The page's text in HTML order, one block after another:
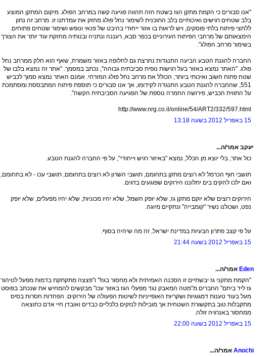
"אנו סבורים כי הקמת מתקן הגז בשטח הזה תהווה פגיעה קשה במרחב הפולג. מיקום המתקן המוצע
בלב שטחים רגישים ואיכותיים בלב התוכנית לשימור נחל פולג מחזק את עמדתנו זו. מרחב זה נתון
ללחצי פיתוח בלתי פוסקים, ויש לראות בו אזור ייחודי בהיבט של פנאי ונופש ושימור שטחים פתוחים.
הימצאותם של מרחבי הפיתוח העירוניים בכפר סבא, רעננה ונתניה ובנותיה מחזקת עוד יותר את הצורך
בשימור מרחב הפולג".
החברה להגנת הטבע הביעה התנגדות נחרצת גם לחלופה באזור משמרת, שאף הוא חלק ממרחב נחל
פולג. "האתר נמצא באזור בעל רגישות נופית סביבתית גבוהה", נכתב במסמך. "אתר זה נמצא בלבו של
שטח פתוח חשוב ואיכותי ביותר, הכולל את מרחב נחל פולג המזרחי. אמנם האתר נמצא סמוך לכביש
551, שהחברה להגנת הטבע התנגדה לקידומו, אך אנו סבורים כי תוספת פיתוח המתבססת ומסתמכת
על התווית הכביש, פירושה החמרה נוספת של הפגיעה הסביבתית הקשה".
http://www.nrg.co.il/online/54/ART2/332/597.html
15 באפריל 2012 בשעה 13:18
יעקב אמר/ה...
כול אתר, בלי יוצא מן הכלל, נמצא "באיזור רגיש וייחודי", על פי החברה להגנת הטבע.
תושבי חוף הכרמל לא רוצים מתקן בתחומם, תושבי השרון לא רוצים בתחומם, תושבי עכו - לא בתחומם,
ואם ילכו להקים בים יתלוננו הירוקים שפוגעים בדגים.
הירוקים רוצים שלא יוקם מתקן גז, שלא יופק חשמל, שלא יהיו מכוניות, שלא יהיו מפעלים, שלא יופק
נפט, ושכולנו נשיר "קומבייה" ונתקיים מיוגה.
על פי קצב פתרון הבעיות במדינת ישראל, זה מה שיהיה בסוף.
15 באפריל 2012 בשעה 21:44
Eden אמר/ה...
"הקמת מתקני גז יבשתיים זו הסכנה האמיתית ולא מחסור בגז!" ו"פצצה מתקתקת בדמות מפעל לטיהור
גז ליד ביתם" החברים מ"מטה המאבק נגד מפעלי הגז באזור עכו" מבקשים להמחיש את שנכתב בפוסט
מעל בעוד טענות דמגוגיות ושקריות האופייניות לשיטות הפעולה של הירוקים. הפחדות חסרות בסיס
מתקבלות טוב בתקשורת השטחית אך מובילות לנזקים כלכליים כבדים ואובדן חיי אדם כתוצאה
ממחסור באנרגיה זולה.
15 באפריל 2012 בשעה 22:00
Anochi אמר/ה...